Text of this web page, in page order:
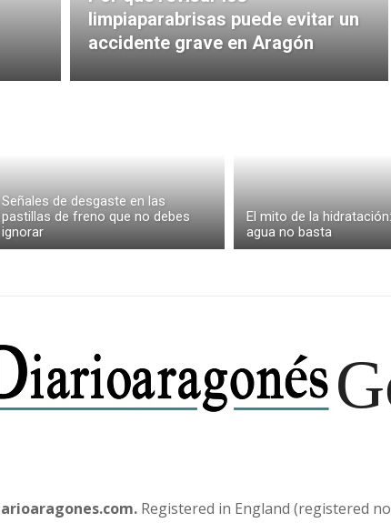
limpiaparabrisas puede evitar un
accidente grave en Aragón
Señales de desgaste en las
pastillas de freno que no debes
ignorar
El mito de la
agua no basta
Registered in England (registered